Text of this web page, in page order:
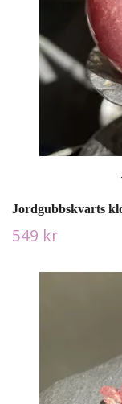
Jordgubbskvarts
549 kr